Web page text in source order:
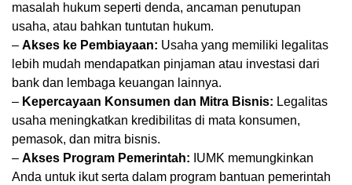
masalah hukum seperti denda, ancaman penutupan
usaha, atau bahkan tuntutan hukum.
– Akses ke Pembiayaan: Usaha yang memiliki legalitas
lebih mudah mendapatkan pinjaman atau investasi dari
bank dan lembaga keuangan lainnya.
– Kepercayaan Konsumen dan Mitra Bisnis: Legalitas
usaha meningkatkan kredibilitas di mata konsumen,
pemasok, dan mitra bisnis.
– Akses Program Pemerintah: IUMK memungkinkan
Anda untuk ikut serta dalam program bantuan pemerintah